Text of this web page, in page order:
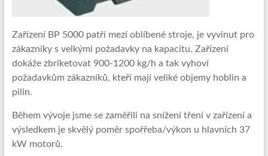
hliníkové
profily
a
pláštění
Zařízení BP 5000 patří mezí oblíbené stroje, je vyvinut pro
zákazníky s velkými požadavky na kapacitu. Zařízení
dokáže zbriketovat 900-1200 kg/h a tak vyhoví
požadavkům zákazníků, kteří mají veliké objemy hoblin a
pilin.
Během vývoje jsme se zaměřili na snížení tření v zařízení a
výsledkem je skvělý poměr spořřeba/výkon u hlavních 37
kW motorů.